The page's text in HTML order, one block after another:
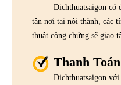
Dichthuatsaigon có
tận nơi tại nội thành, các
thuật công chứng sẽ giao
Thanh
Dichthuatsaigon